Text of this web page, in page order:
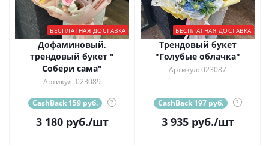
БЕСПЛАТНАЯ ДОСТАВКА
Дофаминовый,
трендовый букет "
Собери сама"
Артикул: 023089
CashBack 159 руб. ?
3 180руб./шт
БЕСПЛАТНАЯ ДОСТАВКА
Трендовый букет
"Голубые облачка"
Артикул: 023087
CashBack 197 руб. ?
3 935руб./шт